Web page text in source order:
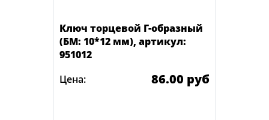
Ключ торцевой Г-образный
(БМ: 10*12 мм), артикул:
951012
Цена:
86.00 руб